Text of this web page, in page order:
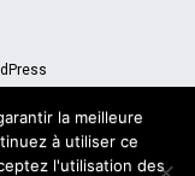
la meilleure
à utiliser ce
l'utilisation des